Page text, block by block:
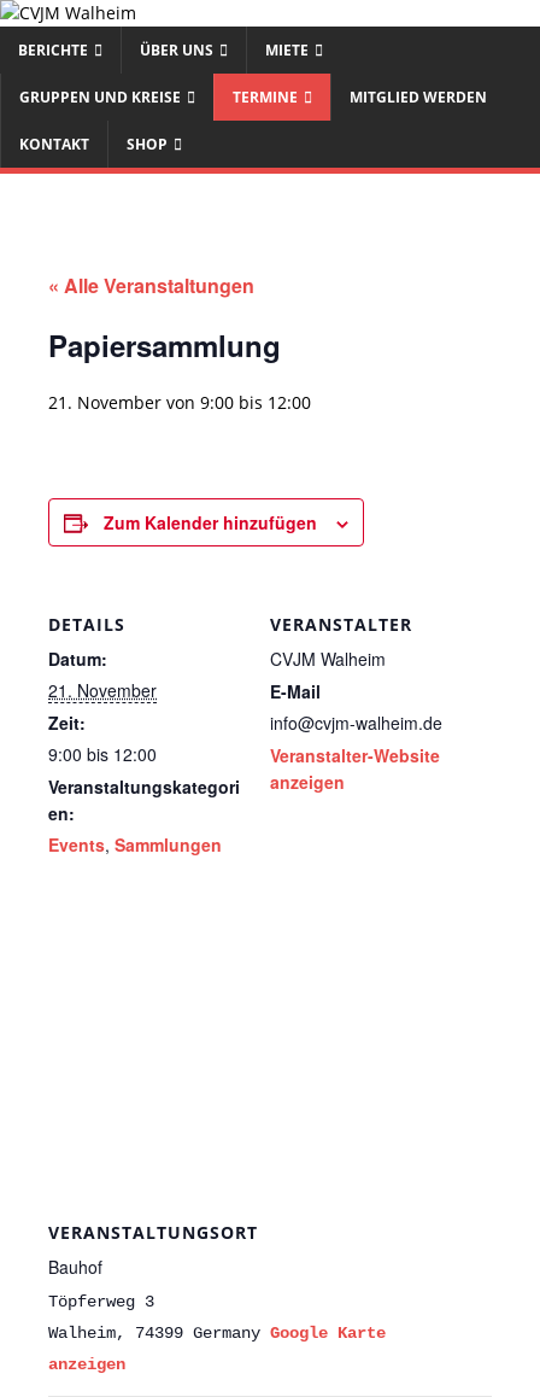
BERICHTE ÜBER UNS MIETE
GRUPPEN UND KREISE TERMINE MITGLIED WERDEN
KONTAKT SHOP
« Alle Veranstaltungen
Papiersammlung
21. November von 9:00 bis 12:00
Zum Kalender hinzufügen
DETAILS
Datum:
21. November
Zeit:
9:00 bis 12:00
Veranstaltungskategori
en:
Events, Sammlungen
VERANSTALTER
CVJM Walheim
E-Mail
info@cvjm-walheim.de
Veranstalter-Website
anzeigen
VERANSTALTUNGSORT
Bauhof
Töpferweg 3
Walheim, 74399 Germany Google Karte
anzeigen